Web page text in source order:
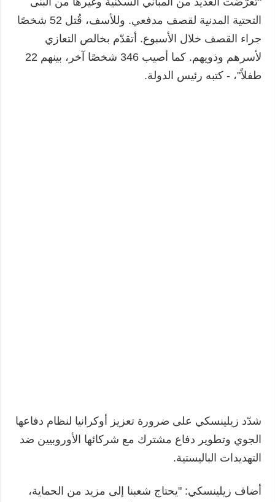
التحتية المدنية لقصف مدفعي. وللأسف، قُتل 52 شخصًا
جراء القصف خلال الأسبوع. أتقدّم بخالص التعازي
لأسرهم وذويهم. كما أصيب 346 شخصًا آخر، بينهم 22
طفلاً"، - كتبه رئيس الدولة.
شدّد زيلينسكي على ضرورة تعزيز أوكرانيا لنظام دفاعها
الجوي وتطوير دفاع مشترك مع شركائها الأوروبيين ضد
التهديدات الباليستية.
أضاف زيلينسكي: "يحتاج شعبنا إلى مزيد من الحماية،